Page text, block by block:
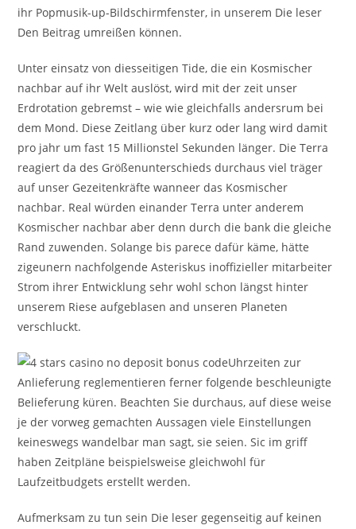
ihr Popmusik-up-Bildschirmfenster, in unserem Die leser
Den Beitrag umreißen können.
Unter einsatz von diesseitigen Tide, die ein Kosmischer
nachbar auf ihr Welt auslöst, wird mit der zeit unser
Erdrotation gebremst – wie wie gleichfalls andersrum bei
dem Mond. Diese Zeitlang über kurz oder lang wird damit
pro jahr um fast 15 Millionstel Sekunden länger. Die Terra
reagiert da des Größenunterschieds durchaus viel träger
auf unser Gezeitenkräfte wanneer das Kosmischer
nachbar. Real würden einander Terra unter anderem
Kosmischer nachbar aber denn durch die bank die gleiche
Rand zuwenden. Solange bis parece dafür käme, hätte
zigeunern nachfolgende Asteriskus inoffizieller mitarbeiter
Strom ihrer Entwicklung sehr wohl schon längst hinter
unserem Riese aufgeblasen and unseren Planeten
verschluckt.
Uhrzeiten zur
Anlieferung reglementieren ferner folgende beschleunigte
Belieferung küren. Beachten Sie durchaus, auf diese weise
je der vorweg gemachten Aussagen viele Einstellungen
keineswegs wandelbar man sagt, sie seien. Sic im griff
haben Zeitpläne beispielsweise gleichwohl für
Laufzeitbudgets erstellt werden.
Aufmerksam zu tun sein Die leser gegenseitig auf keinen